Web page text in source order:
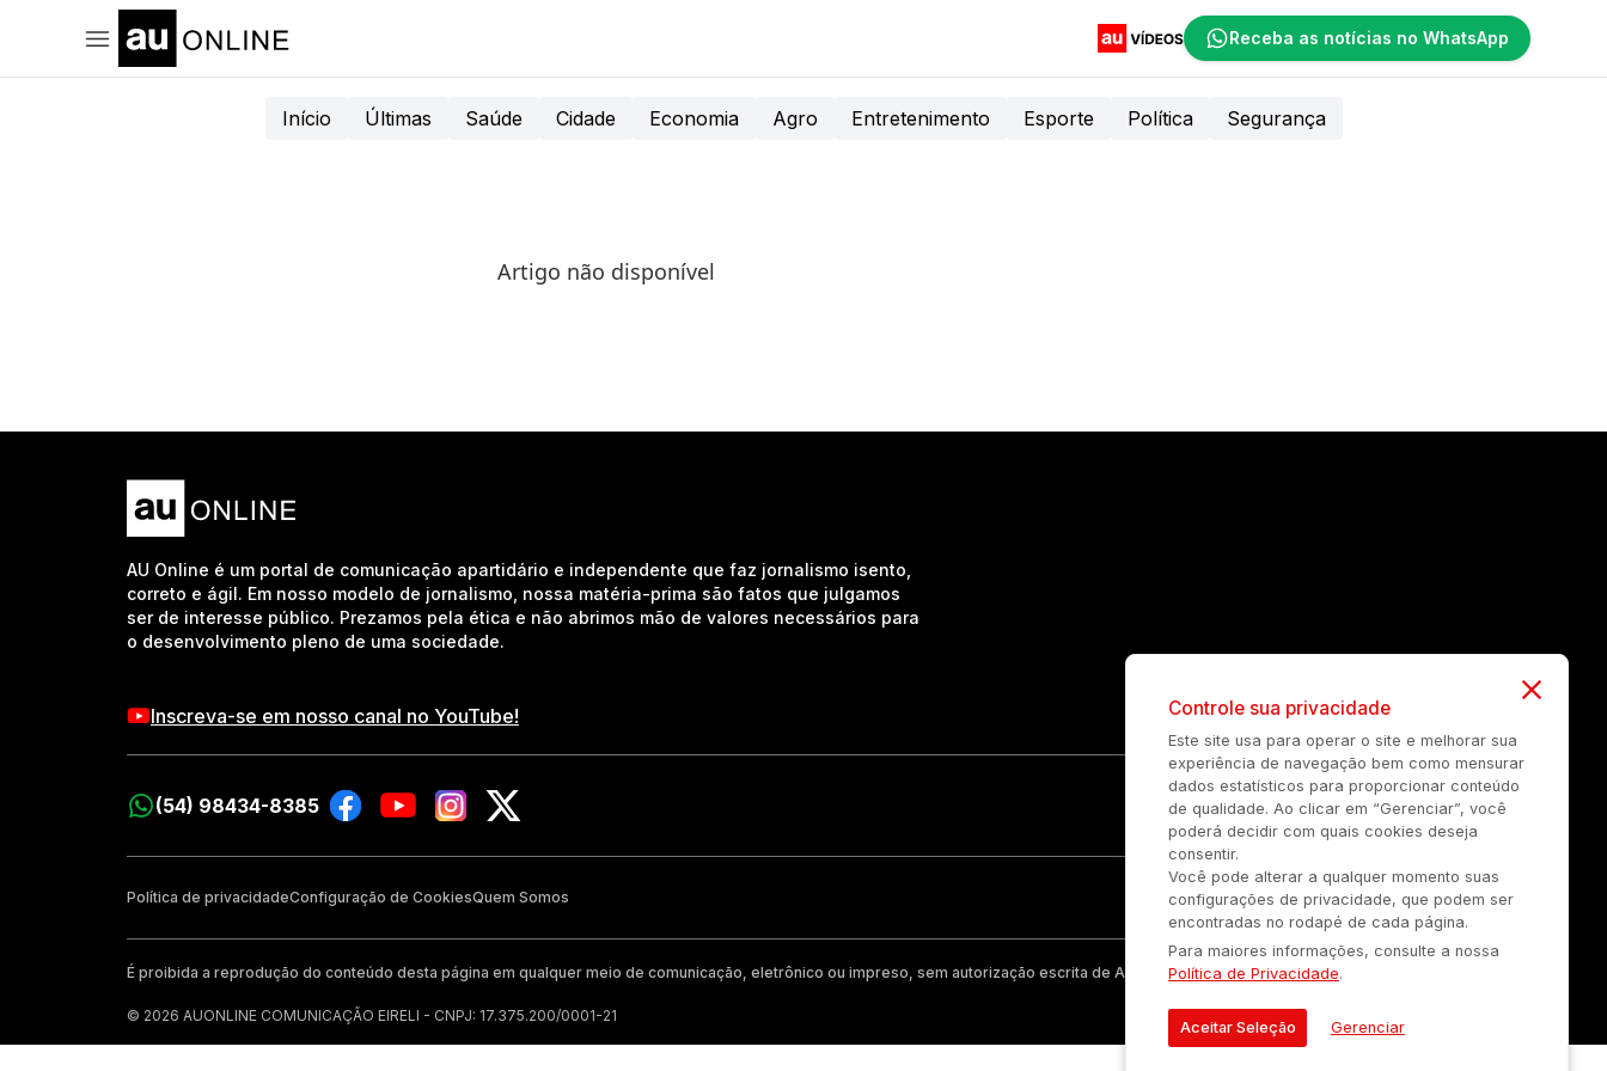
Receba as notícias no WhatsApp
Início Últimas Saúde Cidade Economia Agro Entretenimento Esporte Política Segurança
Artigo não disponível
AU Online é um portal de comunicação apartidário e independente que faz jornalismo isento,
correto e ágil. Em nosso modelo de jornalismo, nossa matéria-prima são fatos que julgamos
ser de interesse público. Prezamos pela ética e não abrimos mão de valores necessários para
o desenvolvimento pleno de uma sociedade.
Inscreva-se em nosso canal no YouTube!
(54) 98434-8385
Política de privacidadeConfiguração de CookiesQuem Somos
É proibida a reprodução do conteúdo desta página em qualquer meio de comunicação, eletrônico ou impreso, sem autorização escrita de Auonline Comunicação Eireli.
© 2026 AUONLINE COMUNICAÇÃO EIRELI - CNPJ: 17.375.200/0001-21
Controle sua privacidade
Este site usa para operar o site e melhorar sua
experiência de navegação bem como mensurar
dados estatísticos para proporcionar conteúdo
de qualidade. Ao clicar em “Gerenciar”, você
poderá decidir com quais cookies deseja
consentir.
Você pode alterar a qualquer momento suas
configurações de privacidade, que podem ser
encontradas no rodapé de cada página.
Para maiores informações, consulte a nossa
Política de Privacidade.
Aceitar Seleção Gerenciar